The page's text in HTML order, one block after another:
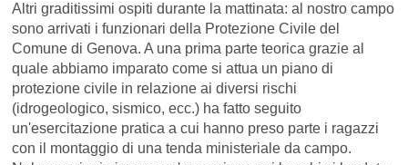
Altri graditissimi ospiti durante la mattinata: al nostro campo
sono arrivati i funzionari della Protezione Civile del
Comune di Genova. A una prima parte teorica grazie al
quale abbiamo imparato come si attua un piano di
protezione civile in relazione ai diversi rischi
(idrogeologico, sismico, ecc.) ha fatto seguito
un'esercitazione pratica a cui hanno preso parte i ragazzi
con il montaggio di una tenda ministeriale da campo.